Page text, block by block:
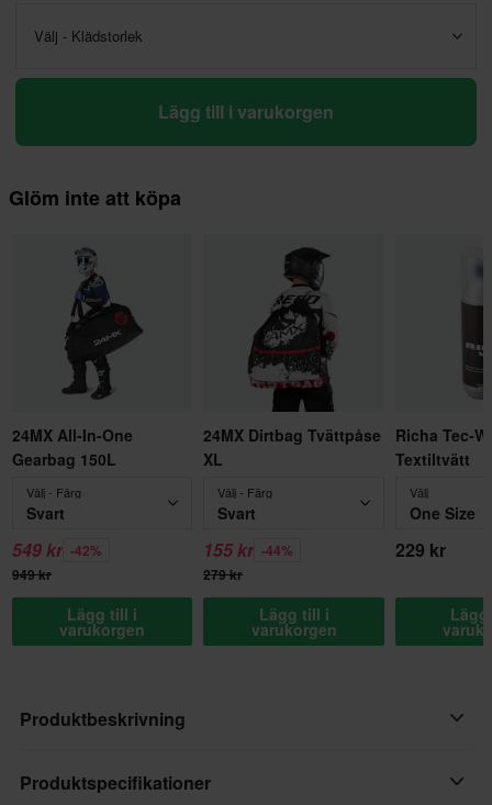
Välj - Klädstorlek
Lägg till i varukorgen
Glöm inte att köpa
24MX All-In-One
Gearbag 150L
Välj - Färg
Svart
549 kr -42%
949 kr
Lägg till i
varukorgen
24MX Dirtbag Tvättpåse
XL
Välj - Färg
Svart
155 kr -44%
279 kr
Lägg till i
varukorgen
Richa Tec-
Textiltvätt
Välj
One Size
229 kr
Produktbeskrivning
Med hållbarhet du kan lita på i bergen och lätt isolering för kalla
Produktspecifikationer